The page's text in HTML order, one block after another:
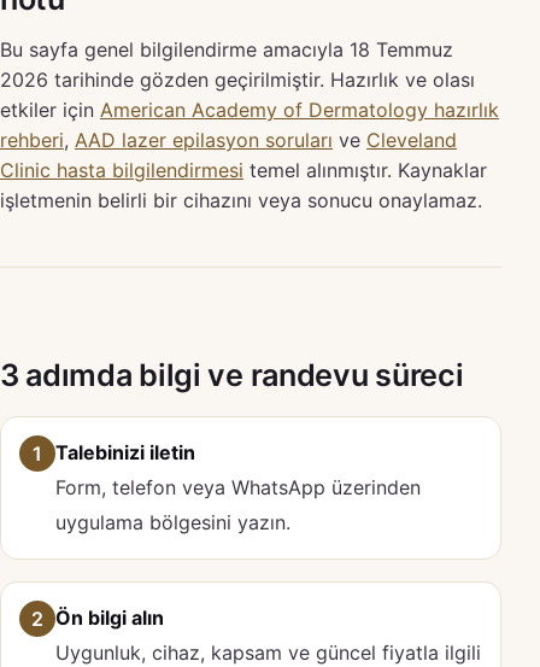
Bu sayfa genel bilgilendirme amacıyla 18 Temmuz
2026 tarihinde gözden geçirilmiştir. Hazırlık ve olası
etkiler için American Academy of Dermatology hazırlık
rehberi, AAD lazer epilasyon soruları ve Cleveland
Clinic hasta bilgilendirmesi temel alınmıştır. Kaynaklar
işletmenin belirli bir cihazını veya sonucu onaylamaz.
3 adımda bilgi ve randevu süreci
1
Talebinizi iletin
Form, telefon veya WhatsApp üzerinden
uygulama bölgesini yazın.
2 Ön bilgi alın
Uygunluk, cihaz, kapsam ve güncel fiyatla ilgili